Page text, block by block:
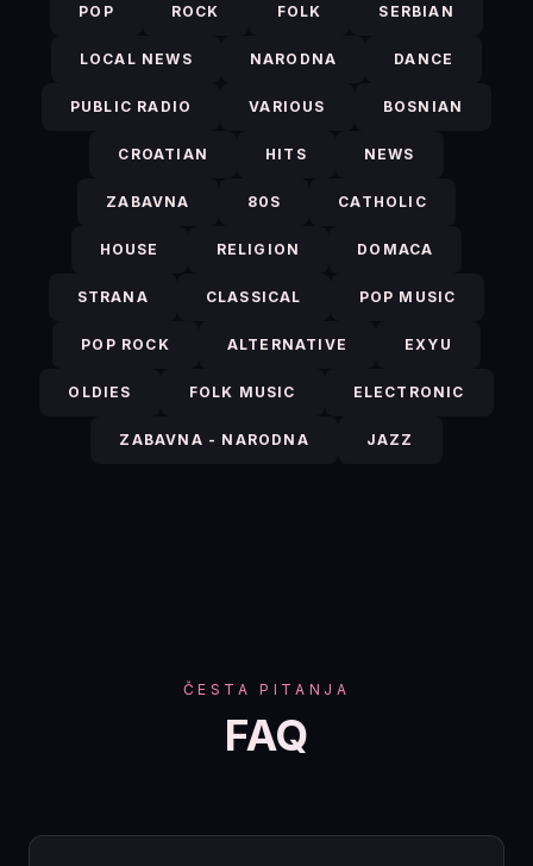
POP ROCK FOLK SERBIAN
LOCAL NEWS NARODNA DANCE
PUBLIC RADIO VARIOUS BOSNIAN
CROATIAN HITS NEWS
ZABAVNA 80S CATHOLIC
HOUSE RELIGION DOMACA
STRANA CLASSICAL POP MUSIC
POP ROCK ALTERNATIVE EXYU
OLDIES FOLK MUSIC ELECTRONIC
ZABAVNA - NARODNA JAZZ
ČESTA PITANJA
FAQ